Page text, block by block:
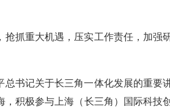
抓重大机遇，压实工作责任，加强
书记关于长三角一体化发展的重要
积极参与上海（长三角）国际科技